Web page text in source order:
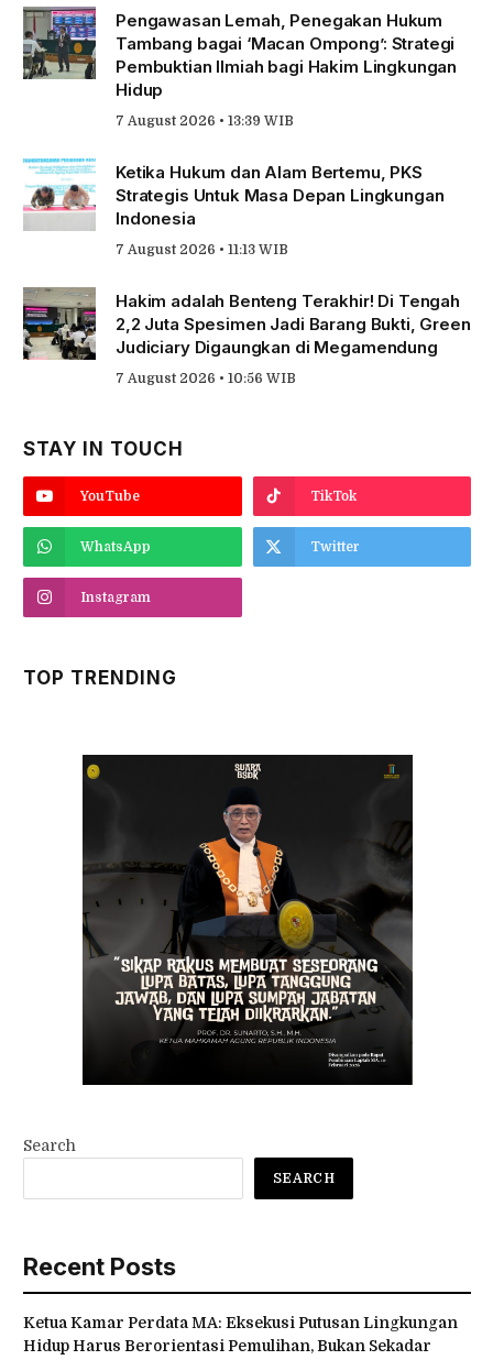
Pengawasan Lemah, Penegakan Hukum
Tambang bagai ‘Macan Ompong’: Strategi
Pembuktian Ilmiah bagi Hakim Lingkungan
Hidup
7 August 2026 • 13:39 WIB
Ketika Hukum dan Alam Bertemu, PKS
Strategis Untuk Masa Depan Lingkungan
Indonesia
7 August 2026 • 11:13 WIB
Hakim adalah Benteng Terakhir! Di Tengah
2,2 Juta Spesimen Jadi Barang Bukti, Green
Judiciary Digaungkan di Megamendung
7 August 2026 • 10:56 WIB
STAY IN TOUCH
YouTube TikTok
WhatsApp Twitter
Instagram
TOP TRENDING
Search
SEARCH
Recent Posts
Ketua Kamar Perdata MA: Eksekusi Putusan Lingkungan
Hidup Harus Berorientasi Pemulihan, Bukan Sekadar